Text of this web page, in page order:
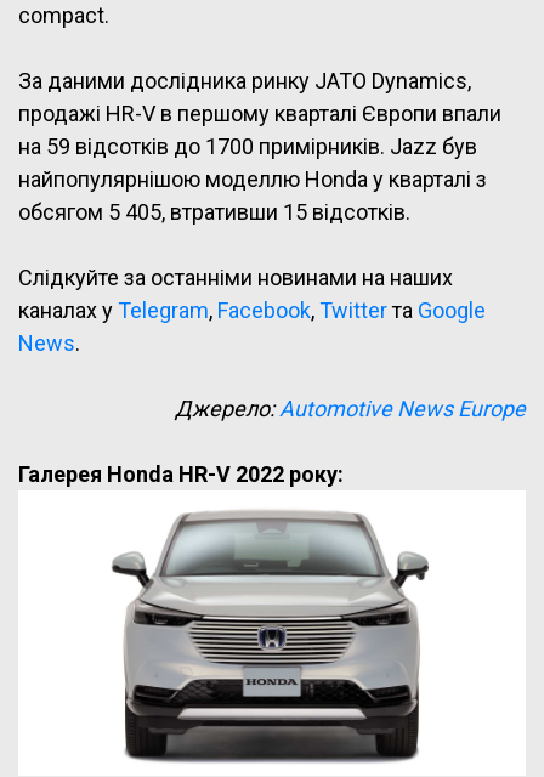
compact.
За даними дослідника ринку JATO Dynamics,
продажі HR-V в першому кварталі Європи впали
на 59 відсотків до 1700 примірників. Jazz був
найпопулярнішою моделлю Honda у кварталі з
обсягом 5 405, втративши 15 відсотків.
Слідкуйте за останніми новинами на наших
каналах уTelegram, Facebook,Twitterта Google
News.
Джерело:Automotive News Europe
Галерея Honda HR-V 2022 року: